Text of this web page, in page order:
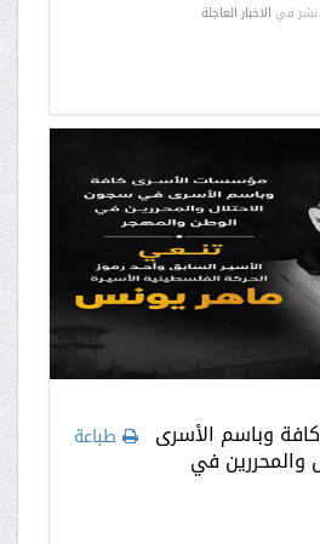
نشر في الاخبار العاجلة
طباعة وباسم الأسرى
والمحررين في